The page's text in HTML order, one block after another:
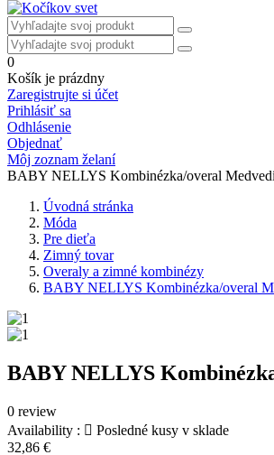
0
Košík je prázdny
Zaregistrujte si účet
Prihlásiť sa
Odhlásenie
Objednať
Môj zoznam želaní
BABY NELLYS Kombinézka/overal
Úvodná stránka
Móda
Pre dieťa
Zimný tovar
Overaly a zimné kombinézy
BABY NELLYS Kombinézka/overal
BABY NELLYS
0 review
Availability :  Posledné kusy v sklade
32,86 €